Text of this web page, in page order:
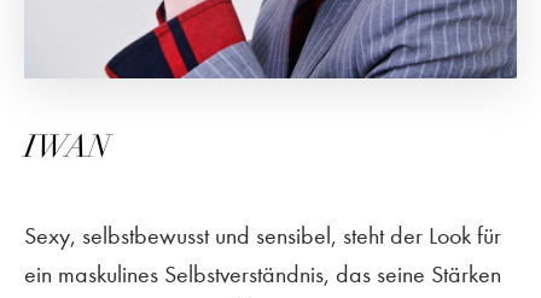
IWAN
Sexy, selbstbewusst und sensibel, steht der Look für
ein maskulines Selbstverständnis, das seine Stärken